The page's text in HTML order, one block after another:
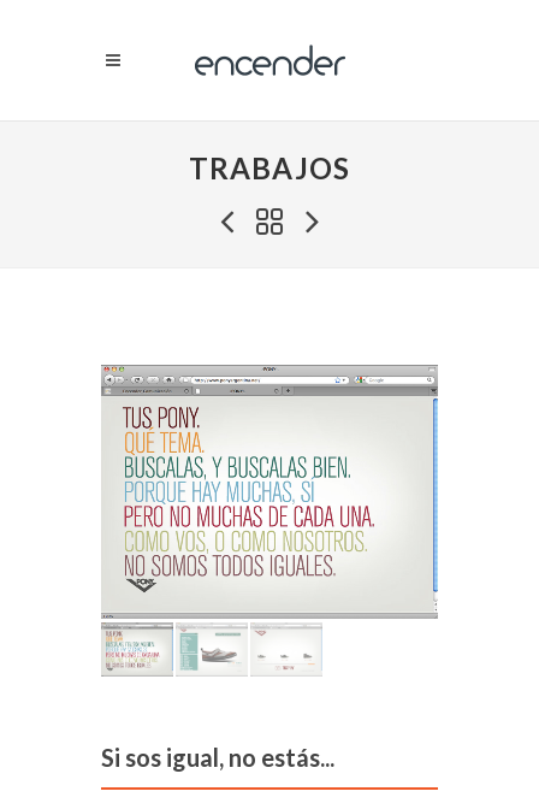
TRABAJOS
Si sos igual, no estás...